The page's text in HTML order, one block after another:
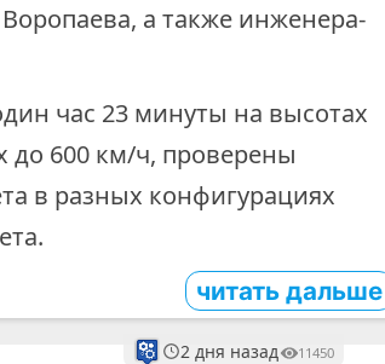
а также инженера-
час 23 минуты на высотах
до 600 км/ч, проверены
в разных конфигурациях
читать дальше
2 дня назад 11450